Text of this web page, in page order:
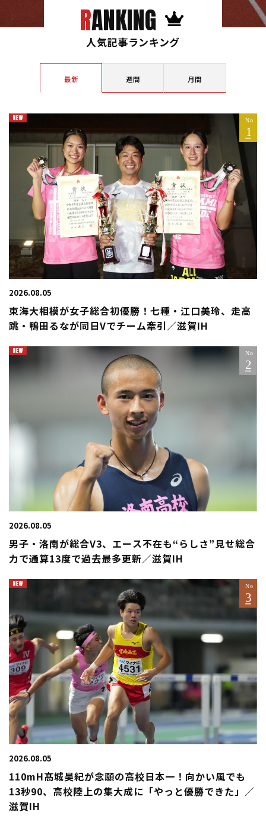
RANKING
人気記事ランキング
最新 週間 月間
2026.08.05
東海大相模が女子総合初優勝！七種・江口美玲、走高
跳・鴨田るなが同日Vでチーム牽引／滋賀IH
2026.08.05
男子・洛南が総合V3、エース不在も“らしさ”見せ総合
力で通算13度で過去最多更新／滋賀IH
2026.08.05
110mH髙城昊紀が念願の高校日本一！向かい風でも
13秒90、高校陸上の集大成に「やっと優勝できた」／
滋賀IH